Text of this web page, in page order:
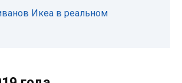
Икеа в реальном